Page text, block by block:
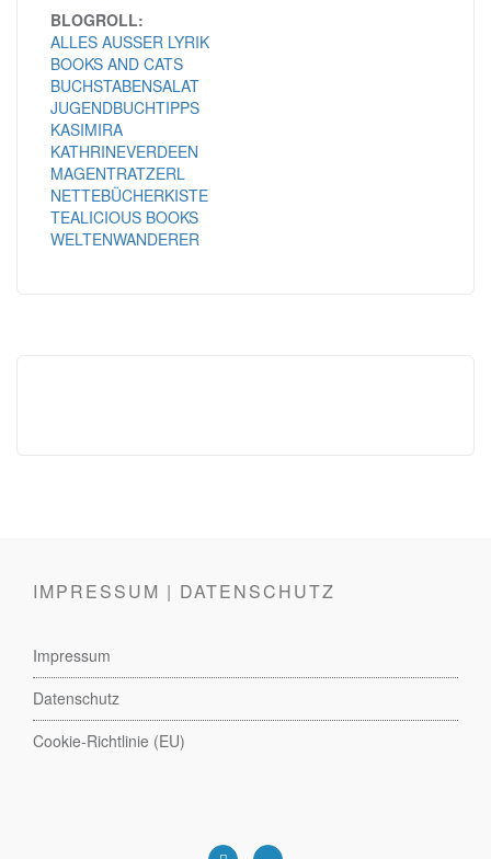
BLOGROLL:
ALLES AUSSER LYRIK
BOOKS AND CATS
BUCHSTABENSALAT
JUGENDBUCHTIPPS
KASIMIRA
KATHRINEVERDEEN
MAGENTRATZERL
NETTEBÜCHERKISTE
TEALICIOUS BOOKS
WELTENWANDERER
IMPRESSUM | DATENSCHUTZ
Impressum
Datenschutz
Cookie-Richtlinie (EU)